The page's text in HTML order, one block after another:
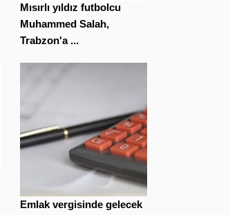
Mısırlı yıldız futbolcu
Muhammed Salah,
Trabzon'a ...
Emlak vergisinde gelecek